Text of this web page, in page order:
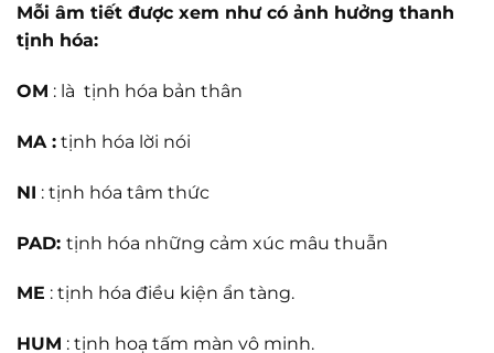
Mỗi âm tiết được xem như có ảnh hưởng thanh
tịnh hóa:
OM : là tịnh hóa bản thân
MA : tịnh hóa lời nói
NI : tịnh hóa tâm thức
PAD: tịnh hóa những cảm xúc mâu thuẫn
ME : tịnh hóa điều kiện ẩn tàng.
HUM : tịnh hoạ tấm màn vô minh.